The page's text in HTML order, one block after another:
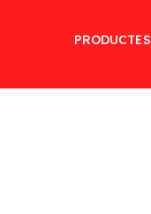
PRODUCTES